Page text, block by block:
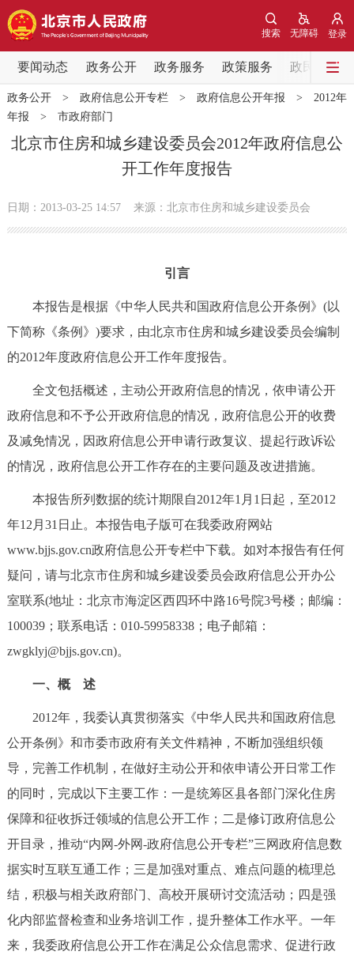
登录
无障碍
搜索
要闻动态 政务公开 政务服务 政策服务 政民互动
要闻动态
党中央精神 国务院信息 中央部委动态
北京要闻 会议信息 部门动态
机构职能
政策兑现 政策解读 回应关切
政务服务
便民服务 利企服务 投资项目
中介服务 阳光政务
12345网上接诉即办 我要咨询
参与调查
走进北京
绿色北京 图说北京 视频北京
多语种
DEUTSCH FRANÇAIS
政务公开> 政府信息公开专栏> 政府信息公开年报 > 2012年
年报 > 市政府部门
北京市住房和城乡建设委员会2012年政府信息公
开工作年度报告
日期：2013-03-25 14:57 来源：北京市住房和城乡建设委员会
引言
本报告是根据《中华人民共和国政府信息公开条例》(以
下简称《条例》)要求，由北京市住房和城乡建设委员会编制
的2012年度政府信息公开工作年度报告。
全文包括概述，主动公开政府信息的情况，依申请公开
政府信息和不予公开政府信息的情况，政府信息公开的收费
及减免情况，因政府信息公开申请行政复议、提起行政诉讼
的情况，政府信息公开工作存在的主要问题及改进措施。
本报告所列数据的统计期限自2012年1月1日起，至2012
年12月31日止。本报告电子版可在我委政府网站
www.bjjs.gov.cn政府信息公开专栏中下载。如对本报告有任何
疑问，请与北京市住房和城乡建设委员会政府信息公开办公
室联系(地址：北京市海淀区西四环中路16号院3号楼；邮编：
100039；联系电话：010-59958338；电子邮箱：
zwgklyj@bjjs.gov.cn)。
一、概 述
2012年，我委认真贯彻落实《中华人民共和国政府信息
公开条例》和市委市政府有关文件精神，不断加强组织领
导，完善工作机制，在做好主动公开和依申请公开日常工作
的同时，完成以下主要工作：一是统筹区县各部门深化住房
保障和征收拆迁领域的信息公开工作；二是修订政府信息公
开目录，推动“内网-外网-政府信息公开专栏”三网政府信息数
据实时互联互通工作；三是加强对重点、难点问题的梳理总
结，积极与相关政府部门、高校开展研讨交流活动；四是强
化内部监督检查和业务培训工作，提升整体工作水平。一年
来，我委政府信息公开工作在满足公众信息需求、促进行政